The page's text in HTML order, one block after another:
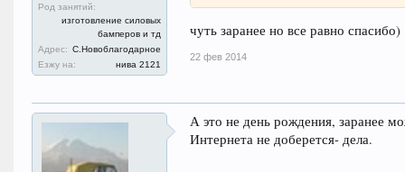
Род занятий:
изготовление силовых
бамперов и тд
Адрес: С.Новоблагодарное
Езжу на:
нива 2121
Все тяготы военной службы
В рядах Вооружённых Сил
Кто школу мужества прошёл
И снисхожденья не просил,
чуть заранее но все равно спасибо)
22 фев 2014
А это не день рождения, заранее
Интернета не доберется- дела.